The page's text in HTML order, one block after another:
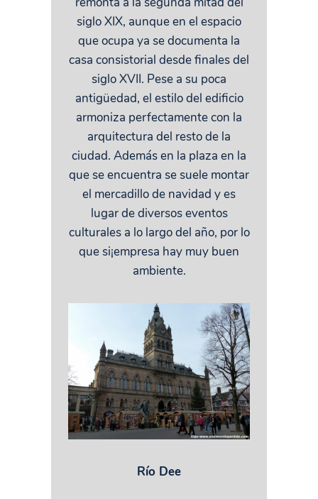
siglo XIX, aunque en el espacio
que ocupa ya se documenta la
casa consistorial desde finales del
siglo XVII. Pese a su poca
antigüedad, el estilo del edificio
armoniza perfectamente con la
arquitectura del resto de la
ciudad. Además en la plaza en la
que se encuentra se suele montar
el mercadillo de navidad y es
lugar de diversos eventos
culturales a lo largo del año, por lo
que si¡empresa hay muy buen
ambiente.
Río Dee